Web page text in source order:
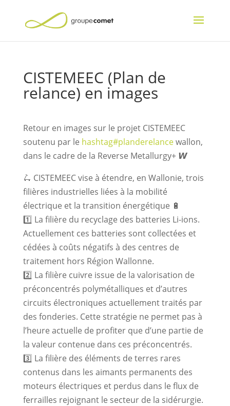
CISTEMEEC (Plan de
relance) en images
Retour en images sur le projet CISTEMEEC
soutenu par le hashtag#planderelancewallon,
dans le cadre de la Reverse Metallurgy+ 𝙒
🛴 CISTEMEEC vise à étendre, en Wallonie, trois
filières industrielles liées à la mobilité
électrique et la transition énergétique 🔋
1️⃣ La filière du recyclage des batteries Li-ions.
Actuellement ces batteries sont collectées et
cédées à coûts négatifs à des centres de
traitement hors Région Wallonne.
2️⃣ La filière cuivre issue de la valorisation de
préconcentrés polymétalliques et d’autres
circuits électroniques actuellement traités par
des fonderies. Cette stratégie ne permet pas à
l’heure actuelle de profiter que d’une partie de
la valeur contenue dans ces préconcentrés.
3️⃣ La filière des éléments de terres rares
contenus dans les aimants permanents des
moteurs électriques et perdus dans le flux de
ferrailles rejoignant le secteur de la sidérurgie.